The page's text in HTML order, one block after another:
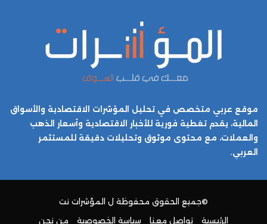
موقع عربي متخصص في تحليل المؤشرات الاقتصادية والأسواق
المالية، يقدم تغطية فورية للأخبار الاقتصادية وأسعار الذهب
والعملات، مع محتوى موثوق وتحليلات دقيقة للمستثمر
العربي.
©جميع الحقوق محفوظة ل المؤشرات نت
الرئيسية
تواصل معنا سياسة الخصوصية من نحن